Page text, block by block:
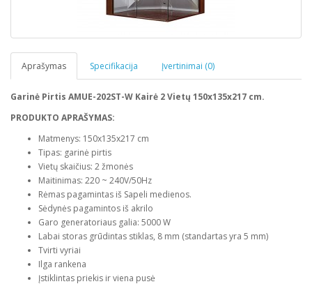
Aprašymas Specifikacija Įvertinimai (0)
Garinė Pirtis AMUE-202ST-W Kairė 2 Vietų 150x135x217 cm.
PRODUKTO APRAŠYMAS:
Matmenys: 150x135x217 cm
Tipas: garinė pirtis
Vietų skaičius: 2 žmonės
Maitinimas: 220 ~ 240V/50Hz
Rėmas pagamintas iš Sapeli medienos.
Sėdynės pagamintos iš akrilo
Garo generatoriaus galia: 5000 W
Labai storas grūdintas stiklas, 8 mm (standartas yra 5 mm)
Tvirti vyriai
Ilga rankena
Įstiklintas priekis ir viena pusė